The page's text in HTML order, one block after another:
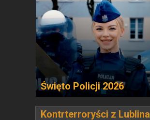
Święto Policji 2026
Kontrterroryści z Lublina